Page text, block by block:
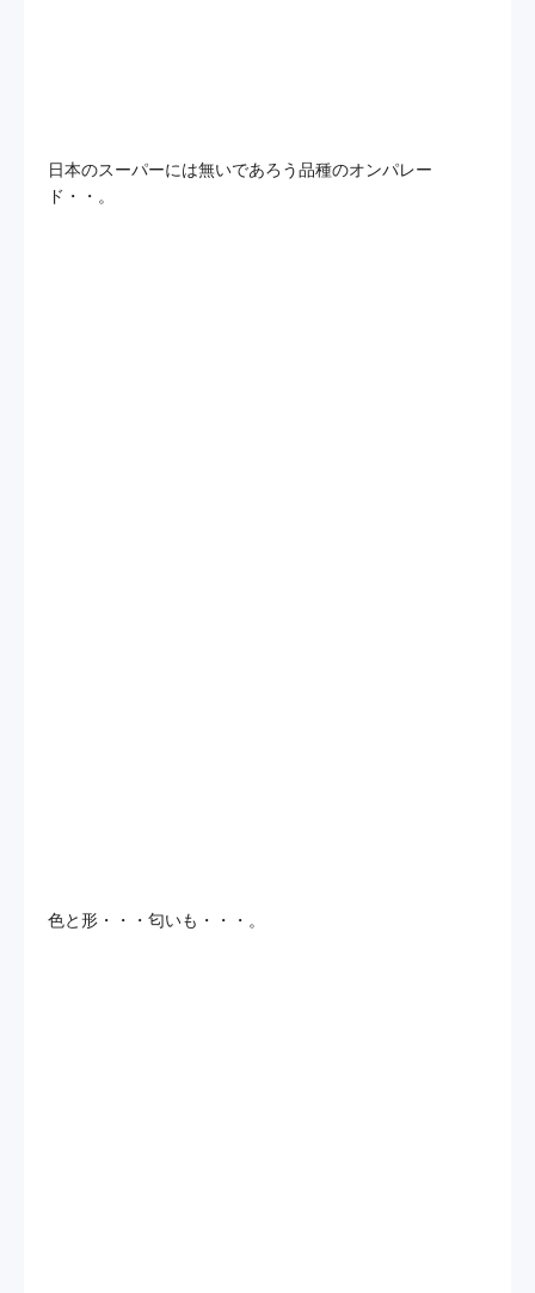
日本のスーパーには無いであろう品種のオンパレー
ド・・。
色と形・・・匂いも・・・。